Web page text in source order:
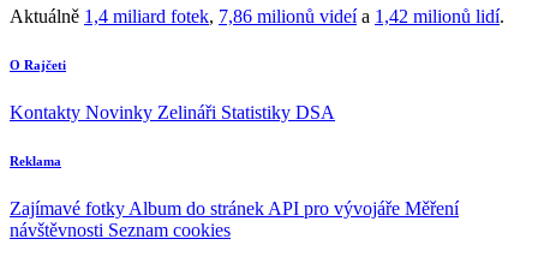
Aktuálně 1,4 miliard fotek, 7,86 milionů videía 1,42 milionů lidí.
O Rajčeti
Kontakty Novinky Zelináři Statistiky DSA
Reklama
Zajímavé fotky Album do stránek API pro vývojáře Měření
návštěvnosti Seznam cookies